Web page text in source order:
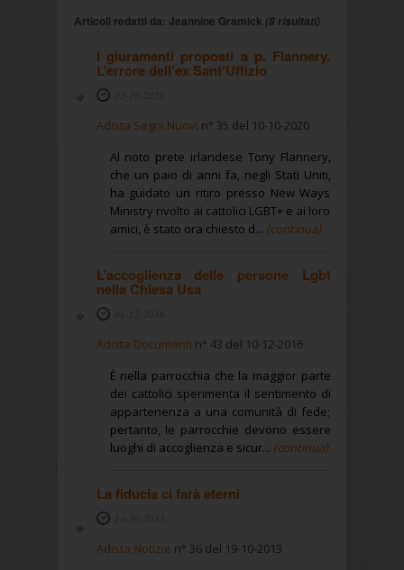
Articoli redatti da: Jeannine Gramick (8 risultati)
I giuramenti proposti a p. Flannery.
L’errore dell’ex Sant’Uffizio
Adista Segni Nuovi n° 35 del 10-10-2020
Al noto prete irlandese Tony Flannery,
che un paio di anni fa, negli Stati Uniti,
ha guidato un ritiro presso New Ways
Ministry rivolto ai cattolici LGBT+ e ai loro
amici, è stato ora chiesto d... (continua)
L’accoglienza delle persone Lgbt
nella Chiesa Usa
Adista Documenti n° 43 del 10-12-2016
È nella parrocchia che la maggior parte
dei cattolici sperimenta il sentimento di
appartenenza a una comunità di fede;
pertanto, le parrocchie devono essere
luoghi di accoglienza e sicur... (continua)
La fiducia ci farà eterni
Adista Notizie n° 36 del 19-10-2013